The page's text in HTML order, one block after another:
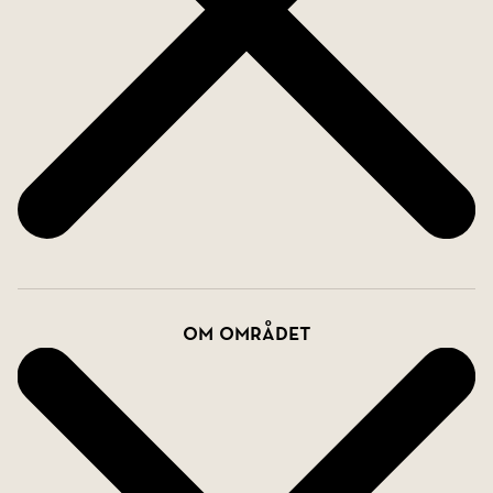
innan du går in i bastun. Det finns också toalett,
extra brett handfat med kommod, spegel samt ett
vägghängt högskåp.
DUBBELGARAGE MED FÖRRÅD
Ett fristående isolerat dubbelgarage med plats för
två bilar och förråd med plats för allt som man vill
förvara.
Tomten är på 2 943 kvm och kan organiseras i
många olika delar. Du har en stor och härlig altan
med spabad i söderläge med plats för både
lounge- och matgruppsmöbler, gräsytor runt
omkring, sluttande tomt ner mot Toivovägen med
Om området